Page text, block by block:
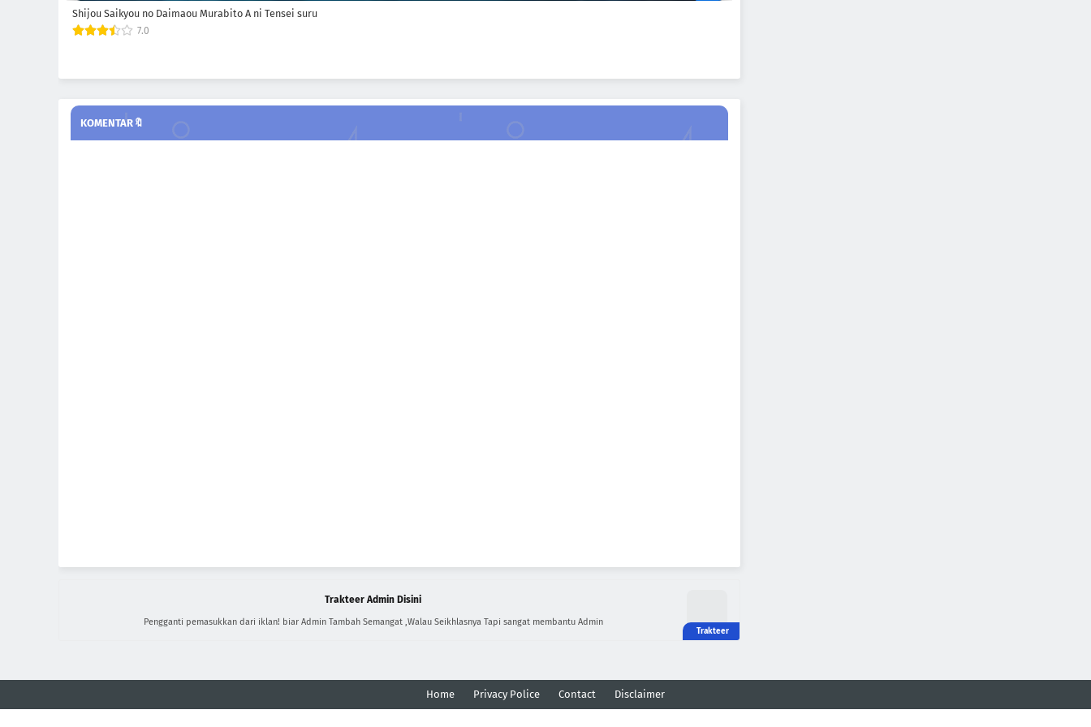
Shijou Saikyou no Daimaou Murabito A ni Tensei suru
7.0
KOMENTAR🔖
Trakteer Admin Disini
Pengganti pemasukkan dari iklan! biar Admin Tambah Semangat ,Walau Seikhlasnya Tapi sangat membantu Admin
Home Privacy Police Contact Disclaimer